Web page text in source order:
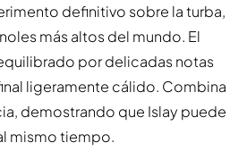
definitivo sobre la turba,
más altos del mundo. El
por delicadas notas
ligeramente cálido. Combina
demostrando que Islay puede
mismo tiempo.